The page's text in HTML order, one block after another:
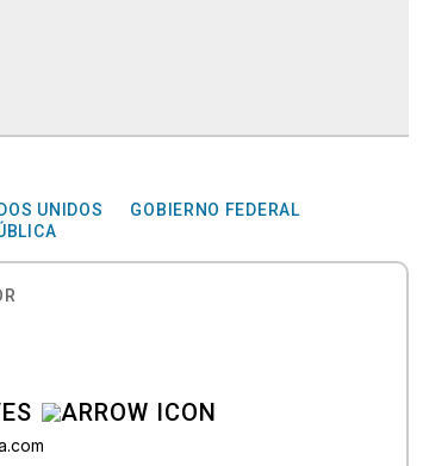
UNIDOS
GOBIERNO FEDERAL